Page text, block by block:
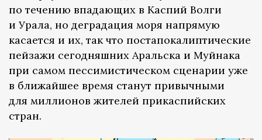
по течению впадающих в Каспий Волги
и Урала, но деградация моря напрямую
касается и их, так что постапокалиптические
пейзажи сегодняшних Аральска и Муйнака
при самом пессимистическом сценарии уже
в ближайшее время станут привычными
для миллионов жителей прикаспийских
стран.